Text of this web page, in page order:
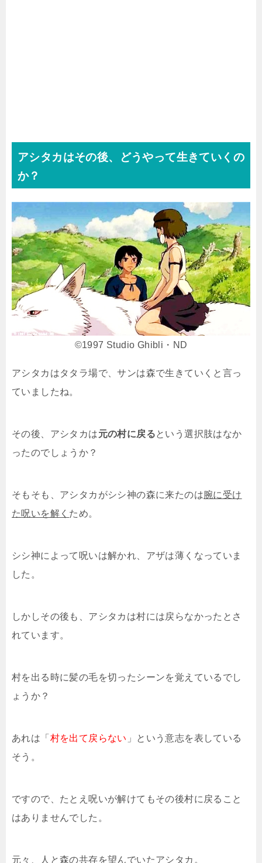
アシタカはその後、どうやって生きていくの
か？
©︎1997 Studio Ghibli・ND
アシタカはタタラ場で、サンは森で生きていくと言っ
ていましたね。
その後、アシタカは元の村に戻るという選択肢はなか
ったのでしょうか？
そもそも、アシタカがシシ神の森に来たのは腕に受け
た呪いを解く ため。
シシ神によって呪いは解かれ、アザは薄くなっていま
した。
しかしその後も、アシタカは村には戻らなかったとさ
れています。
村を出る時に髪の毛を切ったシーンを覚えているでし
ょうか？
あれは「 村を出て戻らない 」という意志を表している
そう。
ですので、たとえ呪いが解けてもその後村に戻ること
はありませんでした。
元々、人と森の共存を望んでいたアシタカ。